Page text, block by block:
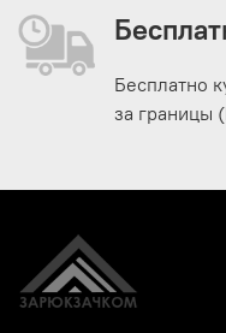
Бесплатно
за границы